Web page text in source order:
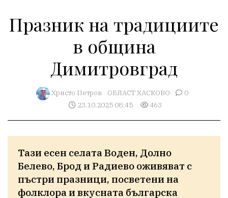
Празник на традициите
в община
Димитровград
Христо Петров ОБЛАСТ ХАСКОВО
0
23.10.2025 08:45
463
Тази есен селата Воден, Долно
Белево, Брод и Радиево оживяват с
пъстри празници, посветени на
фолклора и вкусната българска